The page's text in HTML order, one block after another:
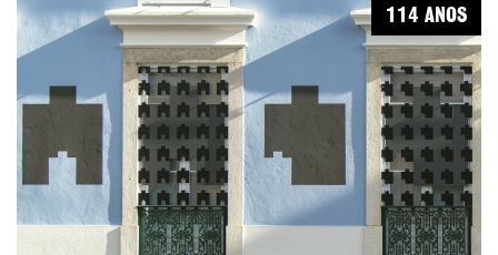
114 ANOS